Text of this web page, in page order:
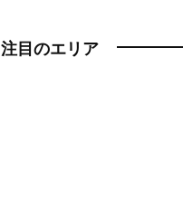
注目のエリア